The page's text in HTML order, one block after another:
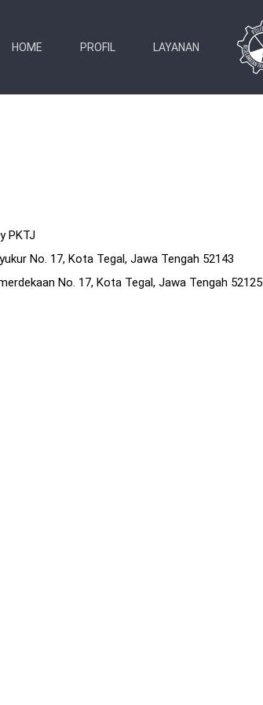
HOME PROFIL LAYANAN
PKTJ
No. 17, Kota Tegal, Jawa Tengah 52143
No. 17, Kota Tegal, Jawa Tengah 52125